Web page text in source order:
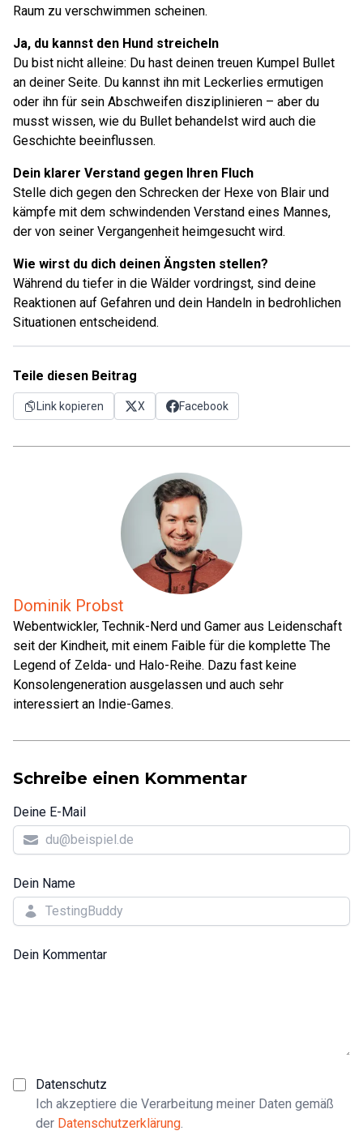
Raum zu verschwimmen scheinen.
Ja, du kannst den Hund streicheln
​Du bist nicht alleine: Du hast deinen treuen Kumpel Bullet
an deiner Seite. Du kannst ihn mit Leckerlies ermutigen
oder ihn für sein Abschweifen disziplinieren – aber du
musst wissen, wie du Bullet behandelst wird auch die
Geschichte beeinflussen.
Dein klarer Verstand gegen Ihren Fluch
Stelle dich gegen den Schrecken der Hexe von Blair und
kämpfe mit dem schwindenden Verstand eines Mannes,
der von seiner Vergangenheit heimgesucht wird.
Wie wirst du dich deinen Ängsten stellen?
Während du tiefer in die Wälder vordringst, sind deine
Reaktionen auf Gefahren und dein Handeln in bedrohlichen
Situationen entscheidend.
Teile diesen Beitrag
Link kopieren X Facebook
Dominik Probst
Webentwickler, Technik-Nerd und Gamer aus Leidenschaft
seit der Kindheit, mit einem Faible für die komplette The
Legend of Zelda- und Halo-Reihe. Dazu fast keine
Konsolengeneration ausgelassen und auch sehr
interessiert an Indie-Games.
Schreibe einen Kommentar
Deine E-Mail
Dein Name
Dein Kommentar
Datenschutz
Ich akzeptiere die Verarbeitung meiner Daten gemäß
der Datenschutzerklärung.